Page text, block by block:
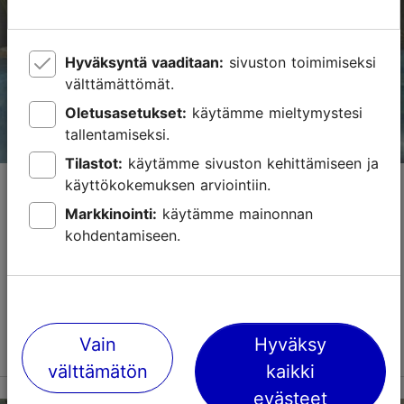
booking@metropol.ee
+372 667 4600
Kalev Spa Sauna-Oaasi (18+)
Spat & kylpylät Saunat
aikuisille vierailijoille, jotka arvostavat yksityisyyttä,
Tallenna suosikkeihin
Lue lisää
Hyväksyntä vaaditaan:
välttämättömät.
Oletusasetukset:
tallentamiseksi.
Tilastot:
käyttökokemuksen arviointiin.
Markkinointi:
kohdentamiseen.
Vain
välttämätön
Hyväksy
kaikki
evästeet